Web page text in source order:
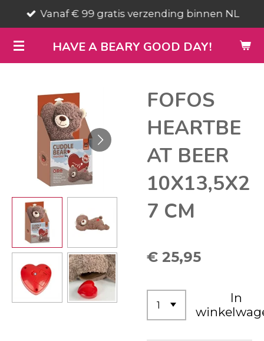
direct
naar
de
HAVE A BEARY GOOD DAY!
Vanaf € 99 gratis verzending binnen NL
FOFOS
HEARTBE
AT BEER
10X13,5X2
7 CM
€ 25,95
In